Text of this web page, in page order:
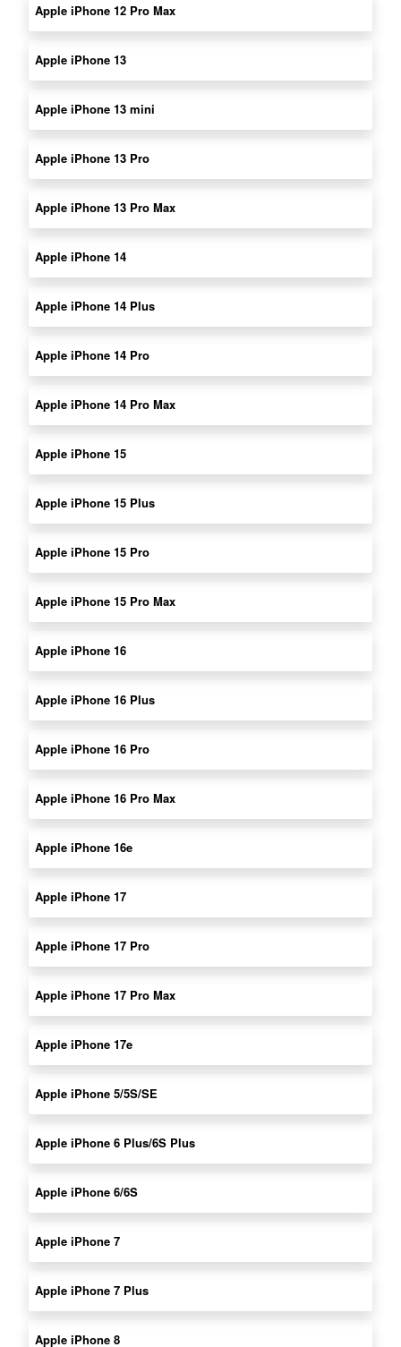
Apple iPhone 12 Pro Max
Apple iPhone 13
Apple iPhone 13 mini
Apple iPhone 13 Pro
Apple iPhone 13 Pro Max
Apple iPhone 14
Apple iPhone 14 Plus
Apple iPhone 14 Pro
Apple iPhone 14 Pro Max
Apple iPhone 15
Apple iPhone 15 Plus
Apple iPhone 15 Pro
Apple iPhone 15 Pro Max
Apple iPhone 16
Apple iPhone 16 Plus
Apple iPhone 16 Pro
Apple iPhone 16 Pro Max
Apple iPhone 16e
Apple iPhone 17
Apple iPhone 17 Pro
Apple iPhone 17 Pro Max
Apple iPhone 17e
Apple iPhone 5/5S/SE
Apple iPhone 6 Plus/6S Plus
Apple iPhone 6/6S
Apple iPhone 7
Apple iPhone 7 Plus
Apple iPhone 8